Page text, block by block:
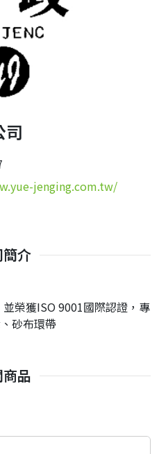
司
jenging.com.tw/
介
榮獲ISO 9001國際認證，專
砂布環帶
品